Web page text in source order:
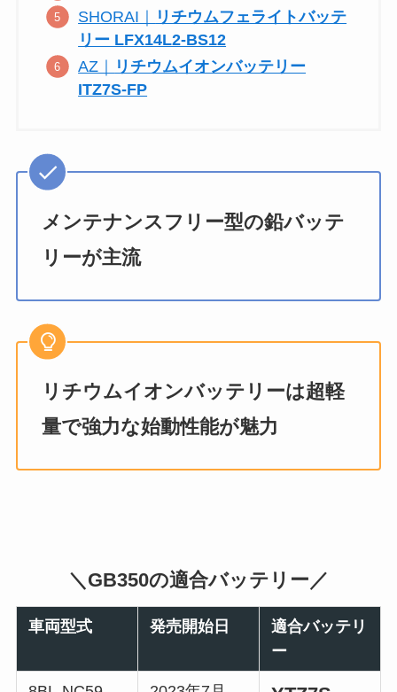
SHORAI｜ リチウムフェライトバッテ
リー LFX14L2-BS12
AZ｜
リチウムイオンバッテリー
ITZ7S-FP
メンテナンスフリー型の鉛バッテ
リーが主流
リチウムイオンバッテリーは超軽
量で強力な始動性能が魅力
＼GB350の適合バッテリー／
車両型式 発売開始日
適合バッテリ
ー